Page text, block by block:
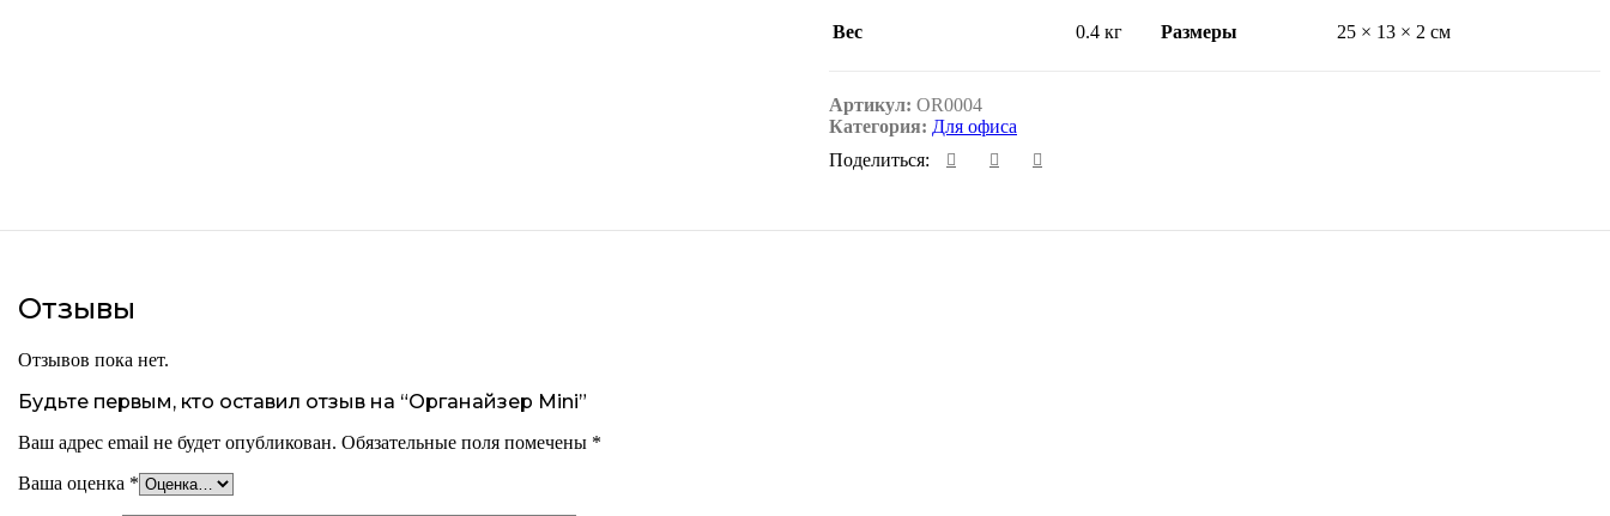
Вес 0.4 кг Размеры 25 × 13 × 2 см
Артикул: OR0004
Категория: Для офиса
Поделиться:
Отзывы
Отзывов пока нет.
Будьте первым, кто оставил отзыв на “Органайзер Mini”
Ваш адрес email не будет опубликован. Обязательные поля помечены *
Ваша оценка *